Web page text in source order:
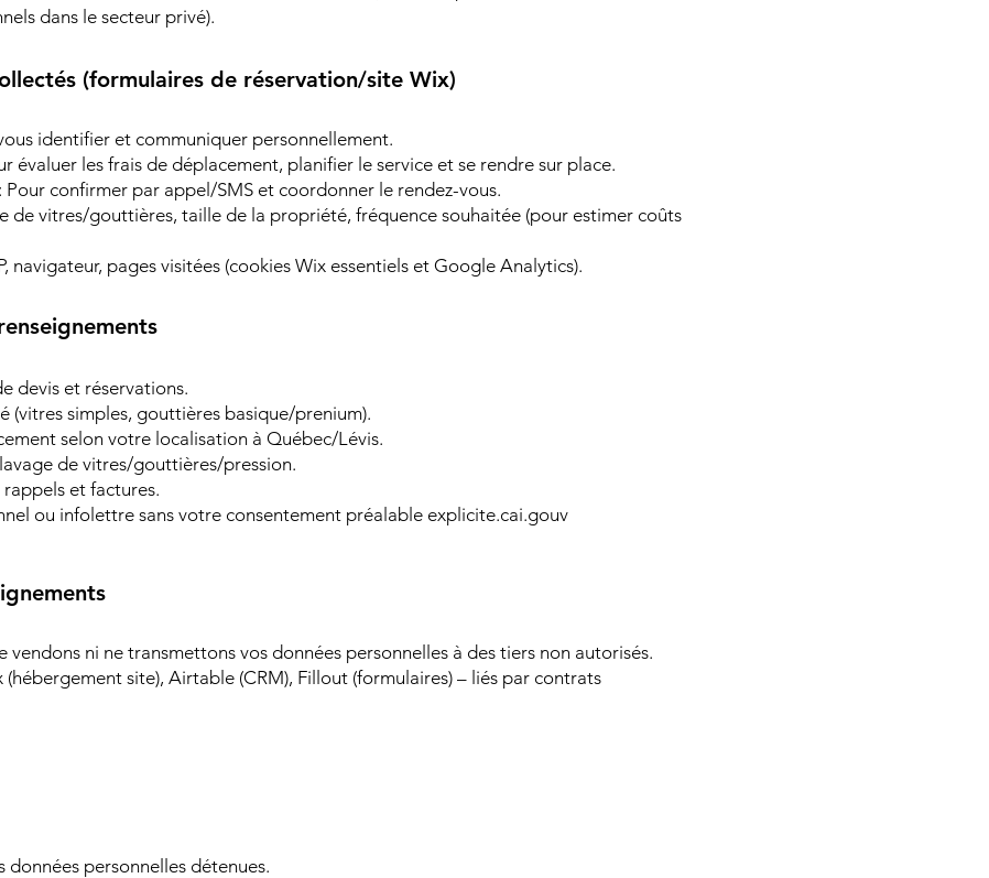
dans le secteur privé).
(formulaires de réservation/site Wix)
identifier et communiquer personnellement.
évaluer les frais de déplacement, planifier le service et se rendre sur place.
confirmer par appel/SMS et coordonner le rendez-vous.
de vitres/gouttières, taille de la propriété, fréquence souhaitée (pour estimer coûts
navigateur, pages visitées (cookies Wix essentiels et Google Analytics).
devis et réservations.
(vitres simples, gouttières basique/prenium).
selon votre localisation à Québec/Lévis.
de vitres/gouttières/pression.
et factures.
ou infolettre sans votre consentement préalable explicite.cai.gouv​
vendons ni ne transmettons vos données personnelles à des tiers non autorisés.
(hébergement site), Airtable (CRM), Fillout (formulaires) – liés par contrats
données personnelles détenues.